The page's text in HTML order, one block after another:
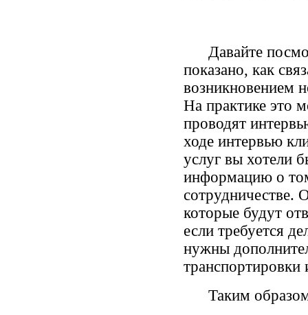
Давайте
показано, как
возникновением
На практике это
проводят
ходе интервью
услуг вы хотели
информацию о
сотрудничестве.
которые будут
если требуется
нужны
транспортировки
Таким образом,